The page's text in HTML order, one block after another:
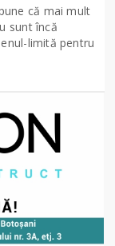
că mai mult
sunt încă
limită pentru